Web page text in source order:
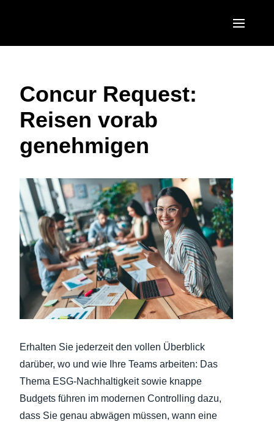
United States (English)
Canada (English)
Brasil (Português)
EUROPE
United Kingdom (English)
France (Français)
Italia (Italiano)
Nederlands (English)
Sweden (English)
Denmark (English)
Finland (English)
España (Español)
ASIA PACIFIC
Australia (English)
India (English)
日本（日本語)
Singapore (English)
Concur Request:
Reisen vorab
genehmigen
Erhalten Sie jederzeit den vollen Überblick
darüber, wo und wie Ihre Teams arbeiten: Das
Thema ESG-Nachhaltigkeit sowie knappe
Budgets führen im modernen Controlling dazu,
dass Sie genau abwägen müssen, wann eine